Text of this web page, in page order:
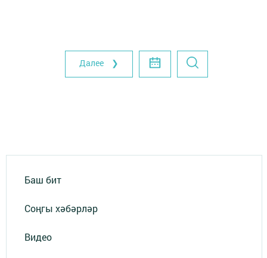
Далее ❯
Баш бит
Соңгы хәбәрләр
Видео